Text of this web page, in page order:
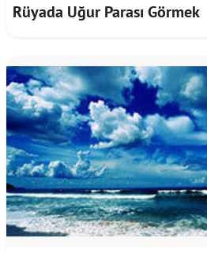
Rüyada Uğur Parası Görmek